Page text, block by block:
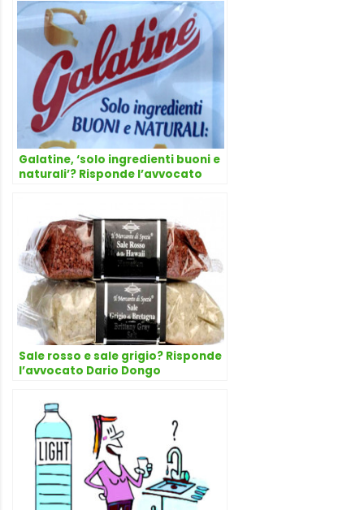
Galatine, ‘solo ingredienti buoni e
naturali’? Risponde l’avvocato
Sale rosso e sale grigio? Risponde
l’avvocato Dario Dongo